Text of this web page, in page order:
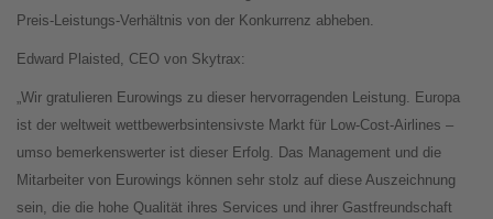
Preis-Leistungs-Verhältnis von der Konkurrenz abheben.
Edward Plaisted, CEO von Skytrax:
„Wir gratulieren Eurowings zu dieser hervorragenden Leistung. Europa
ist der weltweit wettbewerbsintensivste Markt für Low-Cost-Airlines –
umso bemerkenswerter ist dieser Erfolg. Das Management und die
Mitarbeiter von Eurowings können sehr stolz auf diese Auszeichnung
sein, die die hohe Qualität ihres Services und ihrer Gastfreundschaft